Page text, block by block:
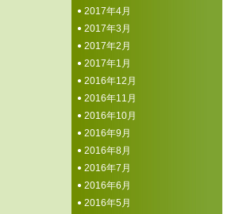
2017年4月
2017年3月
2017年2月
2017年1月
2016年12月
2016年11月
2016年10月
2016年9月
2016年8月
2016年7月
2016年6月
2016年5月